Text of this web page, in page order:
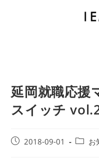
延岡就職応援
スイッチ vol.2
2018-09-01 お